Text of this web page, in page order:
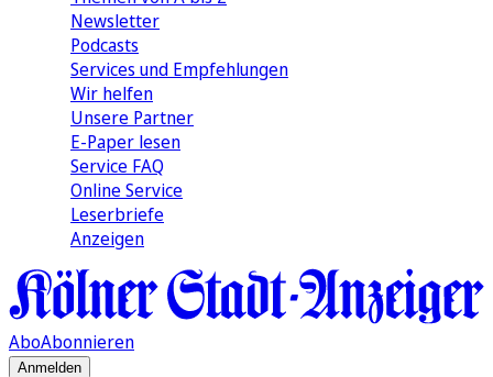
Newsletter
Podcasts
Services und Empfehlungen
Wir helfen
Unsere Partner
E-Paper lesen
Service FAQ
Online Service
Leserbriefe
Anzeigen
AboAbonnieren
Anmelden